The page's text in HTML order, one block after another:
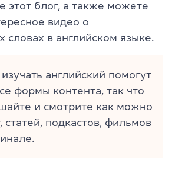
этот блог, а также можете
видео о
словах в английском языке.
английский помогут
формы контента, так что
и смотрите как можно
статей, подкастов, фильмов